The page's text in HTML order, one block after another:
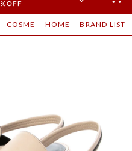
COSME HOME BRAND LIST